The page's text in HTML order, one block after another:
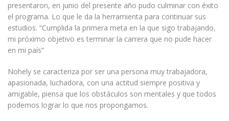
presentaron, en junio del presente año pudo culminar con éxito
el programa. Lo que le da la herramienta para continuar sus
estudios. “Cumplida la primera meta en la que sigo trabajando,
mi próximo objetivo es terminar la carrera que no pude hacer
en mi país”
Nohely se caracteriza por ser una persona muy trabajadora,
apasionada, luchadora, con una actitud siempre positiva y
amigable, piensa que los obstáculos son mentales y que todos
podemos lograr lo que nos propongamos.